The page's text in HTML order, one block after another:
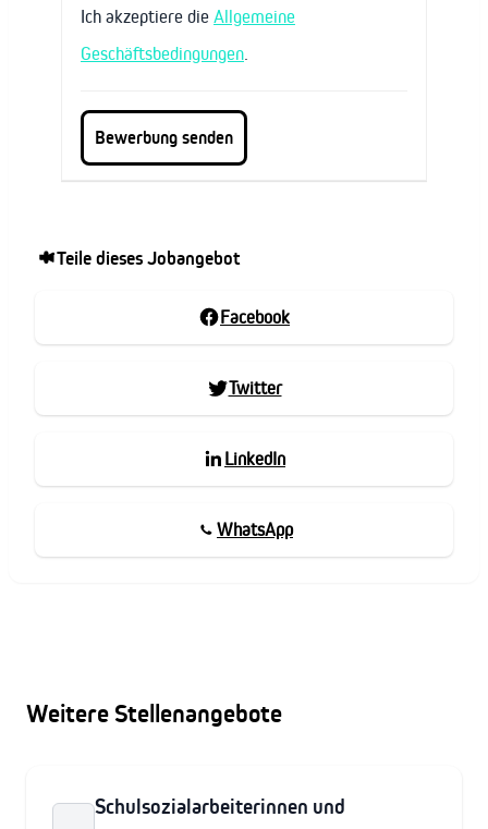
Ich akzeptiere die Allgemeine
Geschäftsbedingungen
Teile dieses Jobangebot
Facebook
Twitter
LinkedIn
WhatsApp
Weitere Stellenangebote
Schulsozialarbeiterinnen und